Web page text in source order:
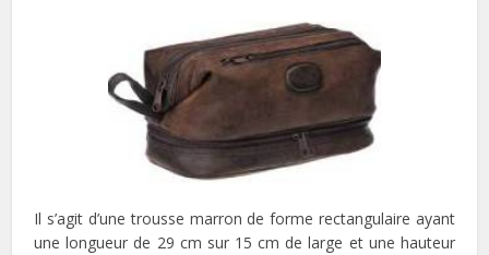
Il s’agit d’une trousse marron de forme rectangulaire ayant
une longueur de 29 cm sur 15 cm de large et une hauteur